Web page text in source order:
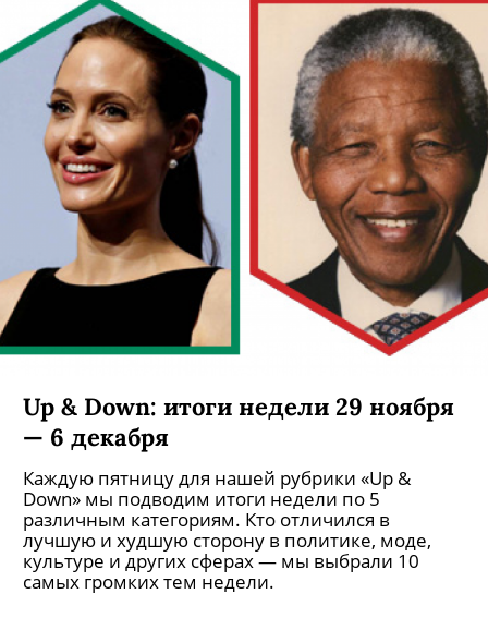
Up & Down: итоги недели 29 ноября
— 6 декабря
Каждую пятницу для нашей рубрики «Up &
Down» мы подводим итоги недели по 5
различным категориям. Кто отличился в
лучшую и худшую сторону в политике, моде,
культуре и других сферах — мы выбрали 10
самых громких тем недели.